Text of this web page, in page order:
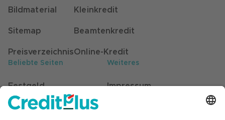
Bildmaterial
Sitemap
Preisverzeichnis
Kleinkredit
Beamtenkredit
Online-Kredit
Beliebte Seiten
Festgeld
Kunden werben Kunden
Weiteres
Impressum